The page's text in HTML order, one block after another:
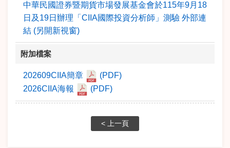
中華民國證券暨期貨市場發展基金會於115年9月18
日及19日辦理「CIIA國際投資分析師」測驗 外部連
結 (另開新視窗)
附加檔案
202609CIIA簡章
(PDF)
2026CIIA海報
(PDF)
< 上一頁